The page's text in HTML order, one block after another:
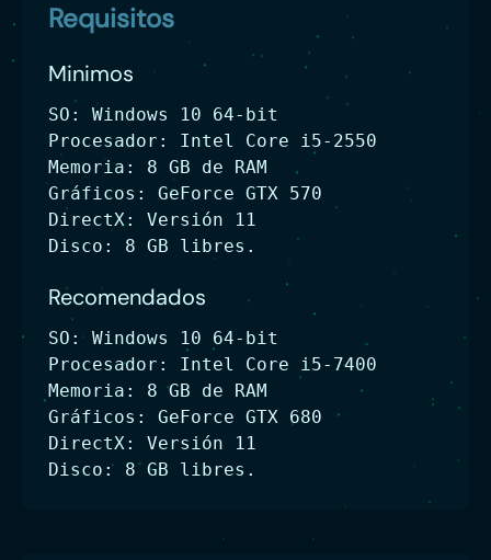
Requisitos
Minimos
SO: Windows 10 64-bit
Procesador: Intel Core i5-2550
Memoria: 8 GB de RAM
Gráficos: GeForce GTX 570
DirectX: Versión 11
Disco: 8 GB libres.
Recomendados
SO: Windows 10 64-bit
Procesador: Intel Core i5-7400
Memoria: 8 GB de RAM
Gráficos: GeForce GTX 680
DirectX: Versión 11
Disco: 8 GB libres.